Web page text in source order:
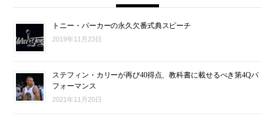
トニー・パーカーの永久欠番式典スピーチ
2019年11月23日
ステフィン・カリーが再び40得点、教科書に載せるべき第4Qパ
フォーマンス
2021年11月20日